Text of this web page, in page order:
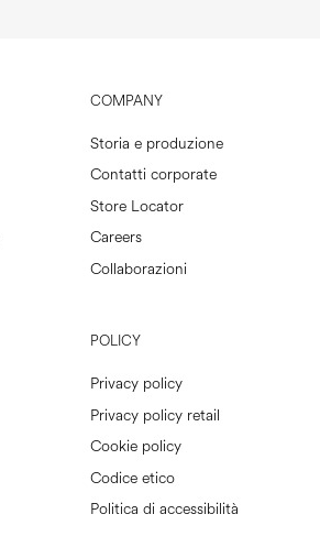
COMPANY
Storia e produzione
Contatti corporate
Store Locator
Careers
Collaborazioni
POLICY
Privacy policy
Privacy policy retail
Cookie policy
Codice etico
Politica di accessibilità